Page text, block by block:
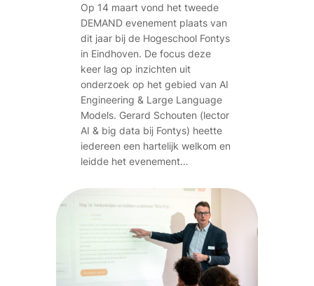
Op 14 maart vond het tweede
DEMAND evenement plaats van
dit jaar bij de Hogeschool Fontys
in Eindhoven. De focus deze
keer lag op inzichten uit
onderzoek op het gebied van AI
Engineering & Large Language
Models. Gerard Schouten (lector
AI & big data bij Fontys) heette
iedereen een hartelijk welkom en
leidde het evenement…